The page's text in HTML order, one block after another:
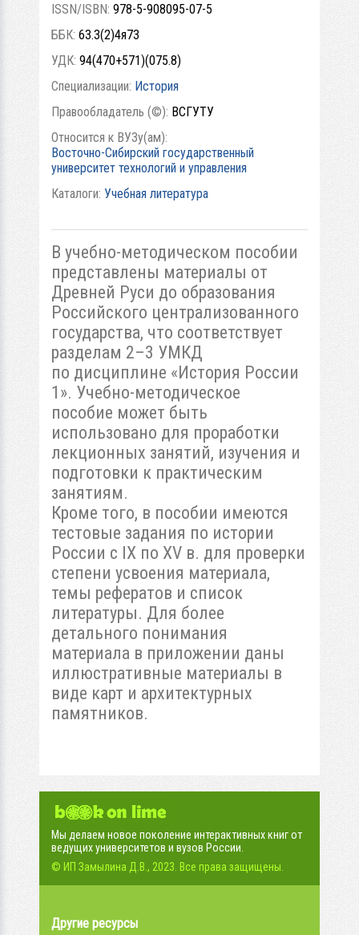
ISSN/ISBN: 978-5-908095-07-5
ББК: 63.3(2)4я73
УДК: 94(470+571)(075.8)
Специализации: История
Правообладатель (©): ВСГУТУ
Относится к ВУЗу(ам):
Восточно-Сибирский государственный
университет технологий и управления
Каталоги: Учебная литература
В учебно-методическом пособии
представлены материалы от
Древней Руси до образования
Российского централизованного
государства, что соответствует
разделам 2–3 УМКД
по дисциплине «История России
1». Учебно-методическое
пособие может быть
использовано для проработки
лекционных занятий, изучения и
подготовки к практическим
занятиям.
Кроме того, в пособии имеются
тестовые задания по истории
России с IX по XV в. для проверки
степени усвоения материала,
темы рефератов и список
литературы. Для более
детального понимания
материала в приложении даны
иллюстративные материалы в
виде карт и архитектурных
памятников.
Мы делаем новое поколение интерактивных книг от
ведущих университетов и вузов России.
© ИП Замылина Д.В., 2023. Все права защищены.
Другие ресурсы